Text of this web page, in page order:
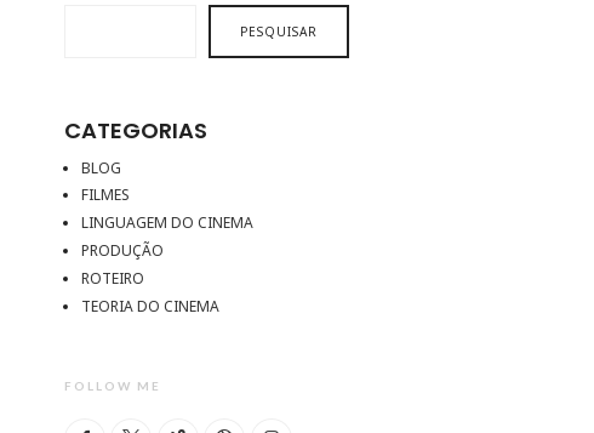
PESQUISAR
CATEGORIAS
BLOG
FILMES
LINGUAGEM DO CINEMA
PRODUÇÃO
ROTEIRO
TEORIA DO CINEMA
FOLLOW ME